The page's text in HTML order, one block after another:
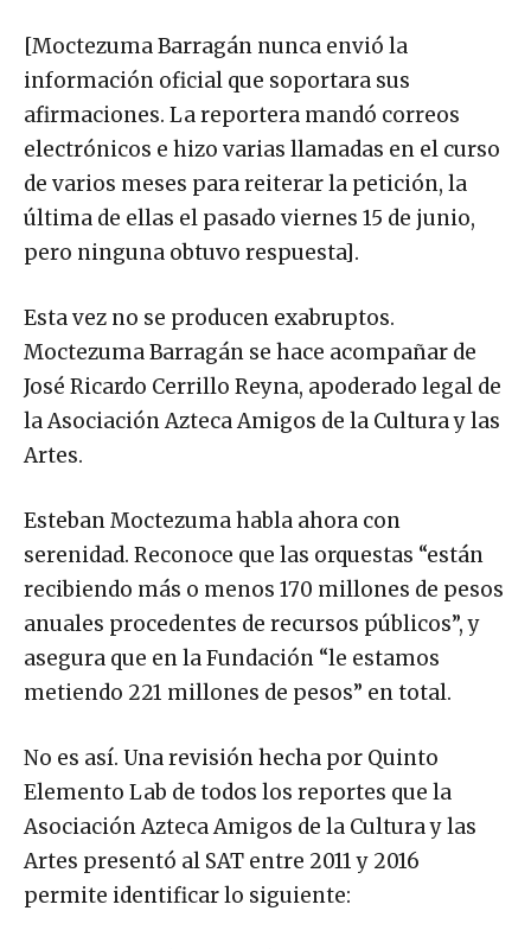
[Moctezuma Barragán nunca envió la
información oficial que soportara sus
afirmaciones. La reportera mandó correos
electrónicos e hizo varias llamadas en el curso
de varios meses para reiterar la petición, la
última de ellas el pasado viernes 15 de junio,
pero ninguna obtuvo respuesta].
Esta vez no se producen exabruptos.
Moctezuma Barragán se hace acompañar de
José Ricardo Cerrillo Reyna, apoderado legal de
la Asociación Azteca Amigos de la Cultura y las
Artes.
Esteban Moctezuma habla ahora con
serenidad. Reconoce que las orquestas “están
recibiendo más o menos 170 millones de pesos
anuales procedentes de recursos públicos”, y
asegura que en la Fundación “le estamos
metiendo 221 millones de pesos” en total.
No es así. Una revisión hecha por Quinto
Elemento Lab de todos los reportes que la
Asociación Azteca Amigos de la Cultura y las
Artes presentó al SAT entre 2011 y 2016
permite identificar lo siguiente: